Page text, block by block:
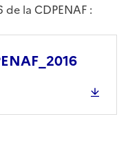
la CDPENAF :